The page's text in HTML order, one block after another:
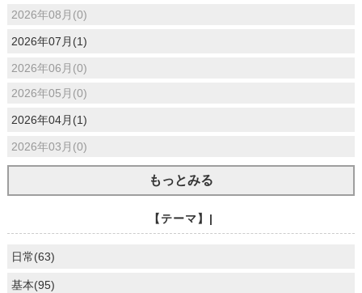
2026年08月(0)
2026年07月(1)
2026年06月(0)
2026年05月(0)
2026年04月(1)
2026年03月(0)
もっとみる
【テーマ】|
日常(63)
基本(95)